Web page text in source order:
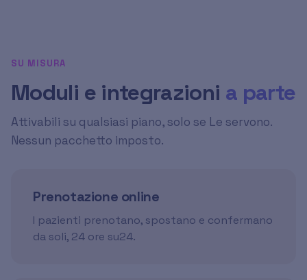
SU MISURA
Moduli e integrazioni a parte
Attivabili su qualsiasi piano, solo se Le servono.
Nessun pacchetto imposto.
Prenotazione online
I pazienti prenotano, spostano e confermano
da soli, 24 ore su24.